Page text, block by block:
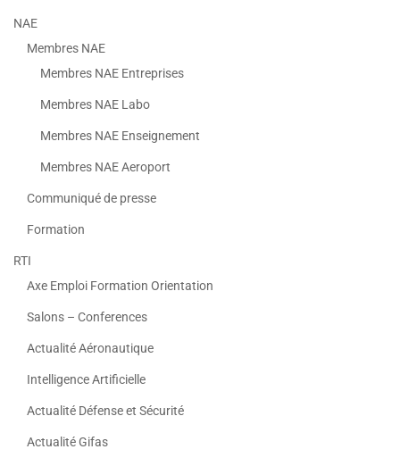
NAE
Membres NAE
Membres NAE Entreprises
Membres NAE Labo
Membres NAE Enseignement
Membres NAE Aeroport
Communiqué de presse
Formation
RTI
Axe Emploi Formation Orientation
Salons – Conferences
Actualité Aéronautique
Intelligence Artificielle
Actualité Défense et Sécurité
Actualité Gifas